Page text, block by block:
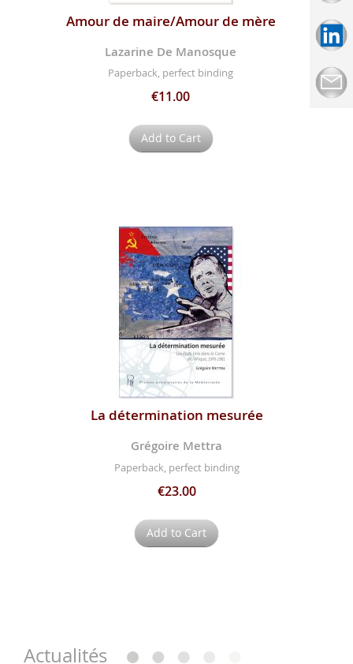
Amour de maire/Amour de mère
Lazarine De Manosque
Paperback, perfect binding
€11.00
Add to Cart
La détermination mesurée
Grégoire Mettra
Paperback, perfect binding
€23.00
Add to Cart
Actualités